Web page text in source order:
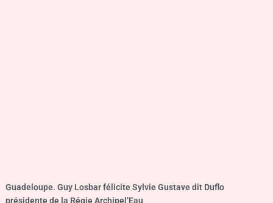
Guadeloupe. Guy Losbar félicite Sylvie Gustave dit Duflo
présidente de la Régie Archipel’Eau